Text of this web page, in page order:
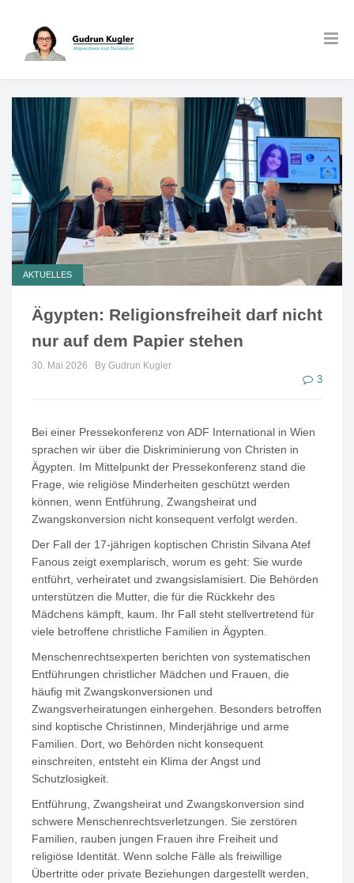
AKTUELLES
Ägypten: Religionsfreiheit darf nicht
nur auf dem Papier stehen
30. Mai 2026 By Gudrun Kugler
3
Bei einer Pressekonferenz von ADF International in Wien
sprachen wir über die Diskriminierung von Christen in
Ägypten. Im Mittelpunkt der Pressekonferenz stand die
Frage, wie religiöse Minderheiten geschützt werden
können, wenn Entführung, Zwangsheirat und
Zwangskonversion nicht konsequent verfolgt werden.
Der Fall der 17-jährigen koptischen Christin Silvana Atef
Fanous zeigt exemplarisch, worum es geht: Sie wurde
entführt, verheiratet und zwangsislamisiert. Die Behörden
unterstützen die Mutter, die für die Rückkehr des
Mädchens kämpft, kaum. Ihr Fall steht stellvertretend für
viele betroffene christliche Familien in Ägypten.
Menschenrechtsexperten berichten von systematischen
Entführungen christlicher Mädchen und Frauen, die
häufig mit Zwangskonversionen und
Zwangsverheiratungen einhergehen. Besonders betroffen
sind koptische Christinnen, Minderjährige und arme
Familien. Dort, wo Behörden nicht konsequent
einschreiten, entsteht ein Klima der Angst und
Schutzlosigkeit.
Entführung, Zwangsheirat und Zwangskonversion sind
schwere Menschenrechtsverletzungen. Sie zerstören
Familien, rauben jungen Frauen ihre Freiheit und
religiöse Identität. Wenn solche Fälle als freiwillige
Übertritte oder private Beziehungen dargestellt werden,